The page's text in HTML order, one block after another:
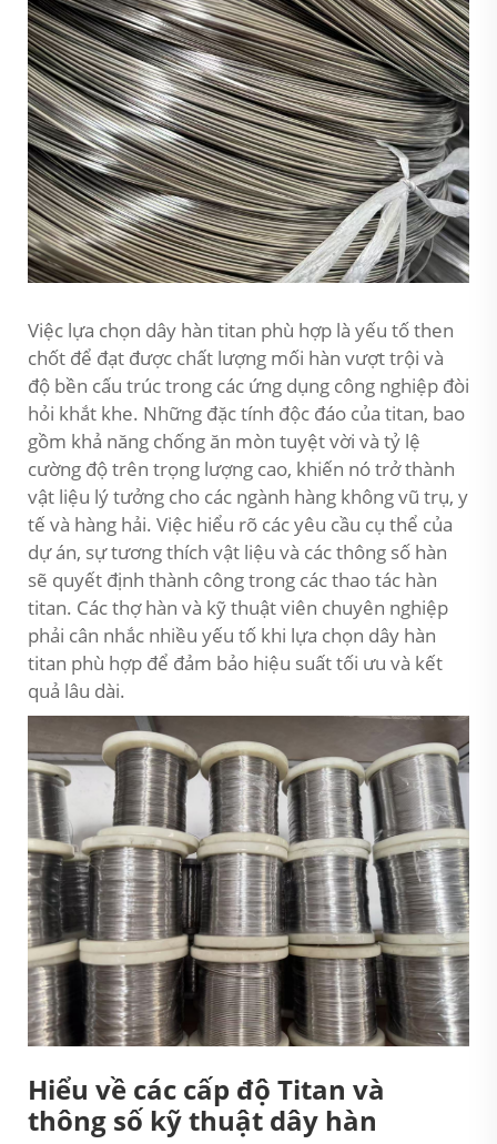
Việc lựa chọn dây hàn titan phù hợp là yếu tố then
chốt để đạt được chất lượng mối hàn vượt trội và
độ bền cấu trúc trong các ứng dụng công nghiệp đòi
hỏi khắt khe. Những đặc tính độc đáo của titan, bao
gồm khả năng chống ăn mòn tuyệt vời và tỷ lệ
cường độ trên trọng lượng cao, khiến nó trở thành
vật liệu lý tưởng cho các ngành hàng không vũ trụ, y
tế và hàng hải. Việc hiểu rõ các yêu cầu cụ thể của
dự án, sự tương thích vật liệu và các thông số hàn
sẽ quyết định thành công trong các thao tác hàn
titan. Các thợ hàn và kỹ thuật viên chuyên nghiệp
phải cân nhắc nhiều yếu tố khi lựa chọn dây hàn
titan phù hợp để đảm bảo hiệu suất tối ưu và kết
quả lâu dài.
Hiểu về các cấp độ Titan và
thông số kỹ thuật dây hàn